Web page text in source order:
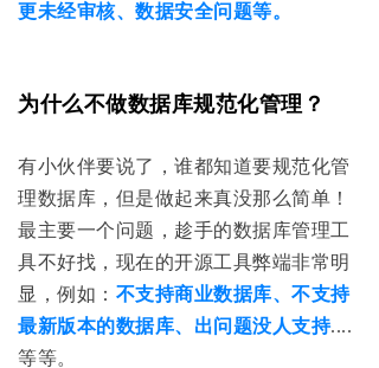
更未经审核、数据安全问题等。
为什么不做数据库规范化管理？
有小伙伴要说了，谁都知道要规范化管
理数据库，但是做起来真没那么简单！
最主要一个问题，趁手的数据库管理工
具不好找，现在的开源工具弊端非常明
显，例如： 不支持商业数据库、不支持
最新版本的数据库、出问题没人支持....
等等。